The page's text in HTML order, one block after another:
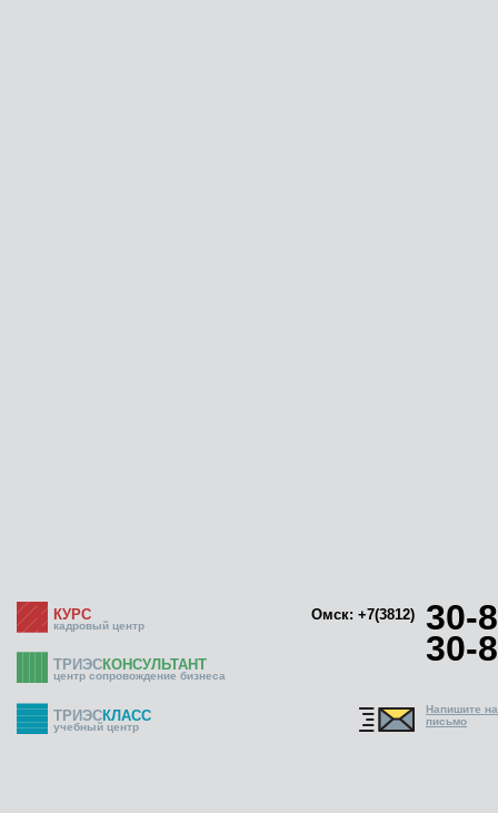
КУРС
кадровый центр
Омск: +7(3812) 30-
30-
ТРИЭСКОНСУЛЬТАНТ
центр сопровождение бизнеса
ТРИЭСКЛАСС
учебный центр
Напишите
письмо